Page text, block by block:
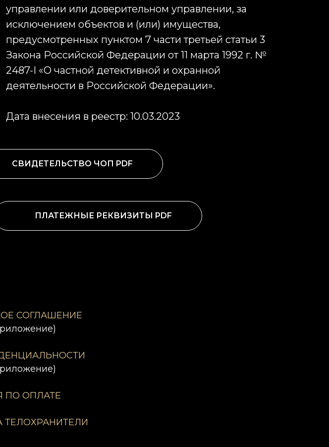
управлении или доверительном управлении, за
исключением объектов и (или) имущества,
предусмотренных пунктом 7 части третьей статьи 3
Закона Российской Федерации от 11 марта 1992 г. №
2487-I «О частной детективной и охранной
деятельности в Российской Федерации».
Дата внесения в реестр: 10.03.2023
СВИДЕТЕЛЬСТВО ЧОП PDF
ПЛАТЕЖНЫЕ РЕКВИЗИТЫ PDF
СОГЛАШЕНИЕ
ОПЛАТЕ